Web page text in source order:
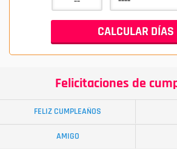
Felicitaciones de
FELIZ CUMPLEAÑOS
AMIGO